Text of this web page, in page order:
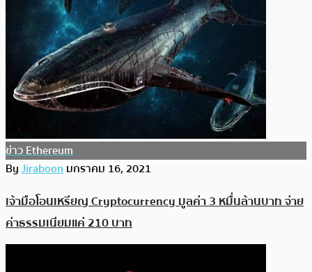
ข่าว Ethereum
ByJiraboonมกราคม 16, 2021
เจ้ามือโอนเหรียญ Cryptocurrency มูลค่า 3 หมื่นล้านบาท จ่าย
ค่าธรรมเนียมแค่ 210 บาท